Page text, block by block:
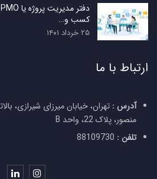
کسب و…
۲۵ خرداد ۱۴۰۱
ارتباط با ما
آدرس : تهران، خیابان میرزای شیرازی،
منصور، پلاک 22، واحد B
تلفن :